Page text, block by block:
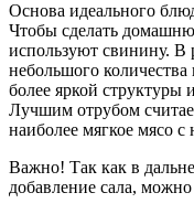
Основа идеального
Чтобы сделать
используют свинину. В
небольшого
более яркой структуры
Лучшим отрубом
наиболее мягкое мясо
Важно! Так как в
добавление сала,